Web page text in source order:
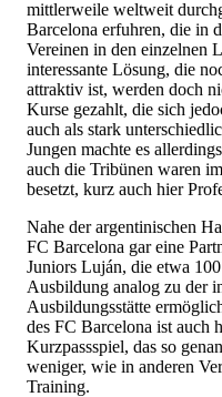
mittlerweile weltweit
Barcelona erfuhren, die in
Vereinen in den einzelnen
interessante Lösung, die
attraktiv ist, werden doch
Kurse gezahlt, die sich
auch als stark
Jungen machte es
auch die Tribünen waren
besetzt, kurz auch hier
Nahe der argentinischen
FC Barcelona gar eine
Juniors Luján, die etwa
Ausbildung analog zu der
Ausbildungsstätte
des FC Barcelona ist auch
Kurzpassspiel, das so
weniger, wie in anderen
Training.